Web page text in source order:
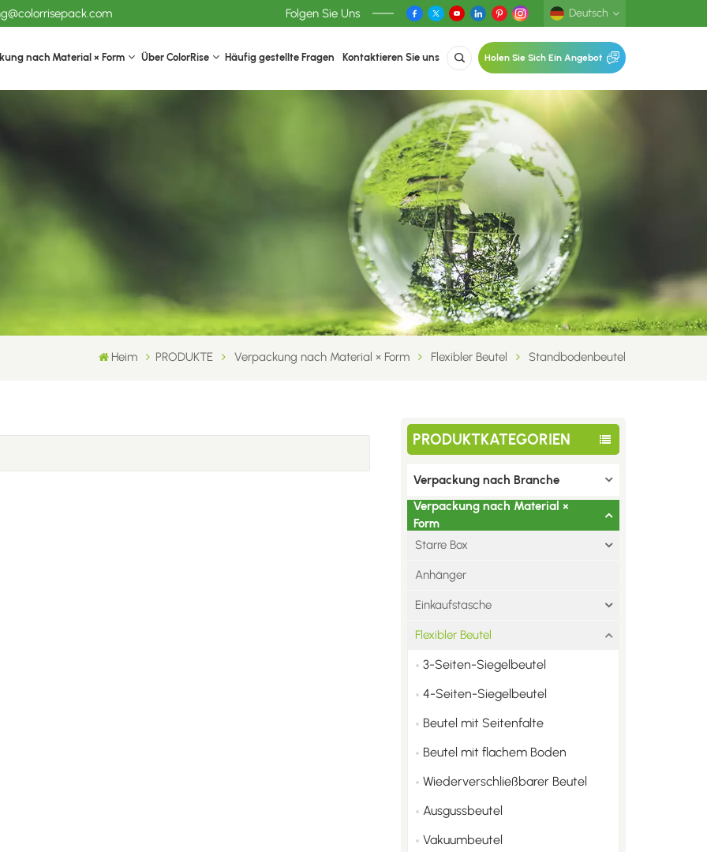
Folgen Sie Uns Deutsch
Deutsch
nach Material × Form Über ColorRise Häufig gestellte Fragen Kontaktieren Sie uns Holen Sie Sich Ein Angebot
Heim PRODUKTE Verpackung nach Material × Form Flexibler Beutel Standbodenbeutel
PRODUKTKATEGORIEN
Verpackung nach Branche
Verpackung nach Material ×
Form
Starre Box
Anhänger
Einkaufstasche
Flexibler Beutel
3-Seiten-Siegelbeutel
4-Seiten-Siegelbeutel
Beutel mit Seitenfalte
Beutel mit flachem Boden
Wiederverschließbarer Beutel
Ausgussbeutel
Vakuumbeutel